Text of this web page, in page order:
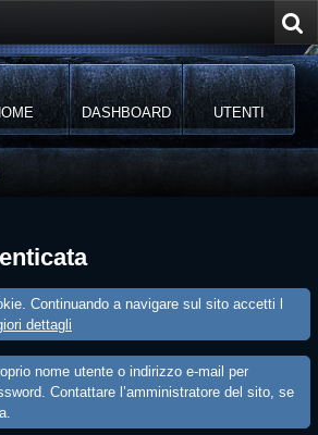
DASHBOARD UTENTI
Continuando a navigare sul sito accetti l
dettagli
nome utente o indirizzo e-mail per
Contattare l’amministratore del sito, se